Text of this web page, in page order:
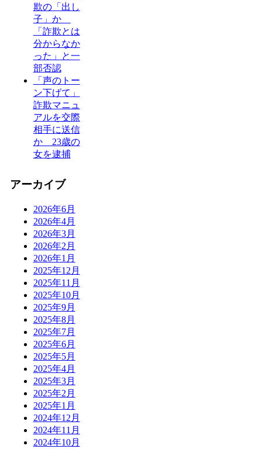
欺の「出し
子」か
「詐欺とは
分からなか
った」と一
部否認
「声のトー
ン下げて」
詐欺マニュ
アルを交際
相手に送信
か 23歳の
女を逮捕
アーカイブ
2026年6月
2026年4月
2026年3月
2026年2月
2026年1月
2025年12月
2025年11月
2025年10月
2025年9月
2025年8月
2025年7月
2025年6月
2025年5月
2025年4月
2025年3月
2025年2月
2025年1月
2024年12月
2024年11月
2024年10月